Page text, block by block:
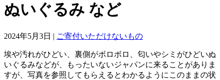
ぬいぐるみ など
2024年5月3日 | ご寄付いただけないもの
埃や汚れがひどい、裏側がボロボロ、匂いやシミがひどいぬ
いぐるみなどが、もったいないジャパンに来ることがありま
すが、写真を参照してもらえるとわかるようにこのままの状